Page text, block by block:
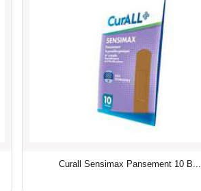
Curall Sensimax Pansement 10 B...